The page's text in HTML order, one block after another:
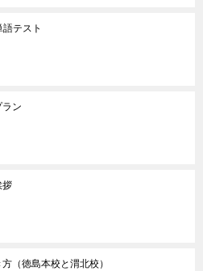
テスト
ン
拶
（徳島本校と渭北校）